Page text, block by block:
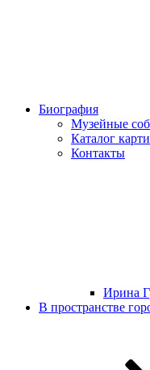
Биография
Музейные
Каталог
Контакты
Ирина
В пространстве